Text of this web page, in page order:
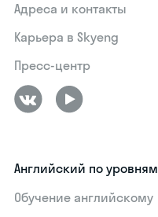
Адреса и контакты
Карьера в Skyeng
Пресс-центр
Английский по уровням
Обучение английскому